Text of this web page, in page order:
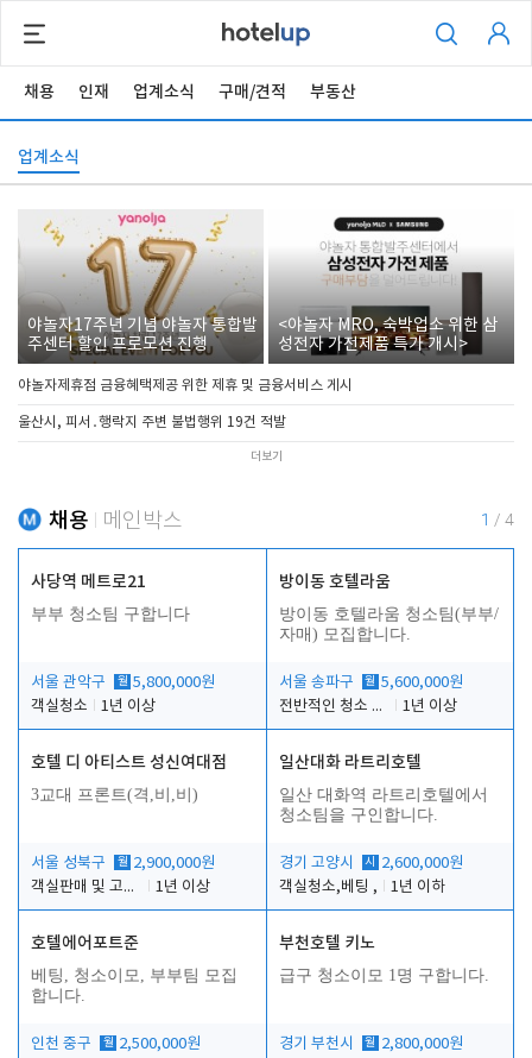
채용 인재 업계소식 구매/견적 부동산
업계소식
야놀자17주년 기념 야놀자 통합발
주센터 할인 프로모션 진행
<야놀자 MRO, 숙박업소 위한 삼
성전자 가전제품 특가 개시>
야놀자제휴점 금융혜택제공 위한 제휴 및 금융서비스 게시
울산시, 피서․행락지 주변 불법행위 19건 적발
더보기
채용 메인박스 1 / 4
사당역 메트로21
부부 청소팀 구합니다
서울 관악구 월 5,800,000원
객실청소
1년 이상
방이동 호텔라움
방이동 호텔라움 청소팀(부부/
자매) 모집합니다.
서울 송파구 월 5,600,000원
전반적인 청소 업무(객실청소.객실정리)
1년 이상
호텔 디 아티스트 성신여대점
3교대 프론트(격,비,비)
서울 성북구 월 2,900,000원
객실판매 및 고객응대
1년 이상
일산대화 라트리호텔
일산 대화역 라트리호텔에서
청소팀을 구인합니다.
경기 고양시 시
2,600,000원
객실청소,베팅 ,
1년 이하
호텔에어포트준
베팅, 청소이모, 부부팀 모집
합니다.
인천 중구 월 2,500,000원
부천호텔 키노
급구 청소이모 1명 구합니다.
경기 부천시 월 2,800,000원